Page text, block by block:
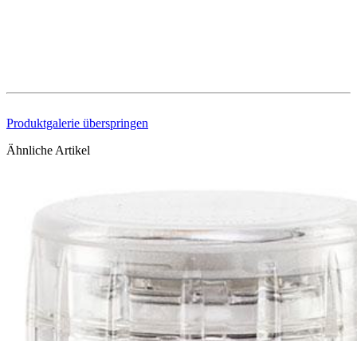
Produktgalerie überspringen
Ähnliche Artikel